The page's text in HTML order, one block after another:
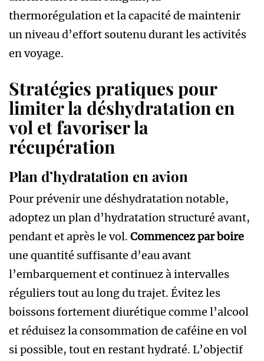
thermorégulation et la capacité de maintenir
un niveau d’effort soutenu durant les activités
en voyage.
Stratégies pratiques pour
limiter la déshydratation en
vol et favoriser la
récupération
Plan d’hydratation en avion
Pour prévenir une déshydratation notable,
adoptez un plan d’hydratation structuré avant,
pendant et après le vol. Commencez par boire
une quantité suffisante d’eau avant
l’embarquement et continuez à intervalles
réguliers tout au long du trajet. Évitez les
boissons fortement diurétique comme l’alcool
et réduisez la consommation de caféine en vol
si possible, tout en restant hydraté. L’objectif